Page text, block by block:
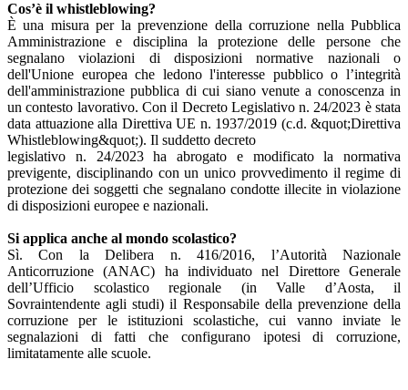
Cos’è il whistleblowing?
È una misura per la prevenzione della corruzione nella Pubblica
Amministrazione e disciplina la protezione delle persone che
segnalano violazioni di disposizioni normative nazionali o
dell'Unione europea che ledono l'interesse pubblico o l’integrità
dell'amministrazione pubblica di cui siano venute a conoscenza in
un contesto lavorativo. Con il Decreto Legislativo n. 24/2023 è stata
data attuazione alla Direttiva UE n. 1937/2019 (c.d. &quot;Direttiva
Whistleblowing&quot;). Il suddetto decreto
legislativo n. 24/2023 ha abrogato e modificato la normativa
previgente, disciplinando con un unico provvedimento il regime di
protezione dei soggetti che segnalano condotte illecite in violazione
di disposizioni europee e nazionali.
Si applica anche al mondo scolastico?
Sì. Con la Delibera n. 416/2016, l’Autorità Nazionale
Anticorruzione (ANAC) ha individuato nel Direttore Generale
dell’Ufficio scolastico regionale (in Valle d’Aosta, il
Sovraintendente agli studi) il Responsabile della prevenzione della
corruzione per le istituzioni scolastiche, cui vanno inviate le
segnalazioni di fatti che configurano ipotesi di corruzione,
limitatamente alle scuole.